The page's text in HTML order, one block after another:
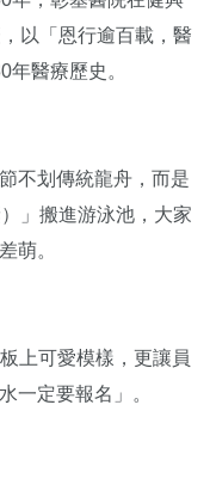
以「恩行逾百載，醫
醫療歷史。
不划傳統龍舟，而是
」搬進游泳池，大家
萌。
上可愛模樣，更讓員
一定要報名」。